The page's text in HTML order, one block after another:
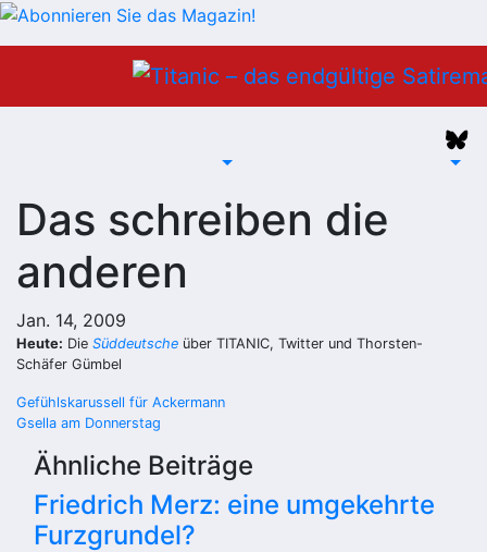
Das schreiben die
anderen
Jan. 14, 2009
Heute: Die Süddeutsche über TITANIC, Twitter und Thorsten-
Schäfer Gümbel
Beitragsnavigation
Gefühlskarussell für Ackermann
Gsella am Donnerstag
Ähnliche Beiträge
Friedrich Merz: eine umgekehrte
Furzgrundel?